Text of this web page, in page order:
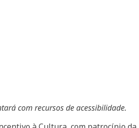
com recursos de acessibilidade.